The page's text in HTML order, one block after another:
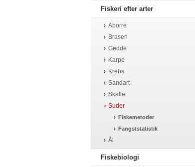
Fiskeri efter arter
Aborre
Brasen
Gedde
Karpe
Krebs
Sandart
Skalle
Suder
Fiskemetoder
Fangststatistik
Ål
Fiskebiologi